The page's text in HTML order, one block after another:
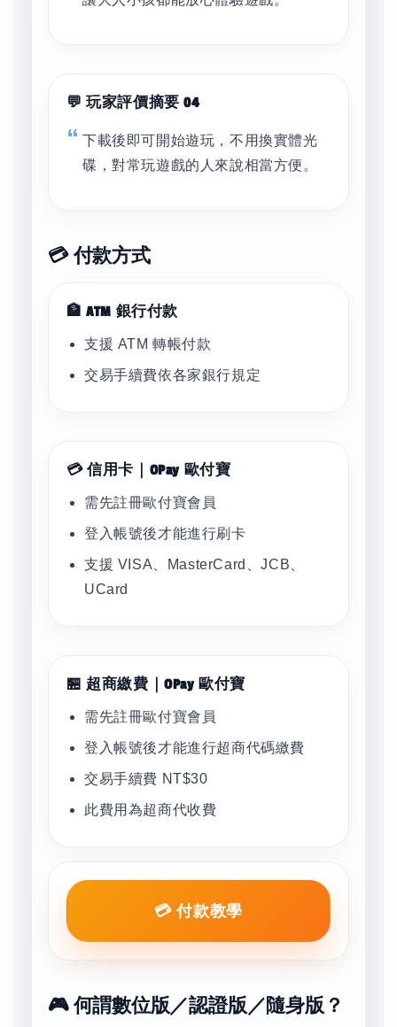
💬 玩家評價摘要 04
下載後即可開始遊玩，不用換實體光
碟，對常玩遊戲的人來說相當方便。
💳 付款方式
🏦 ATM 銀行付款
支援 ATM 轉帳付款
交易手續費依各家銀行規定
💳 信用卡｜OPay 歐付寶
需先註冊歐付寶會員
登入帳號後才能進行刷卡
支援 VISA、MasterCard、JCB、
UCard
🏪 超商繳費｜OPay 歐付寶
需先註冊歐付寶會員
登入帳號後才能進行超商代碼繳費
交易手續費 NT$30
此費用為超商代收費
💳 付款教學
🎮 何謂數位版／認證版／隨身版？